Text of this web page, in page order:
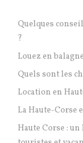
Quelques
?
Louez en
Quels sont les
Location en
La Haute-Corse
Haute Corse :